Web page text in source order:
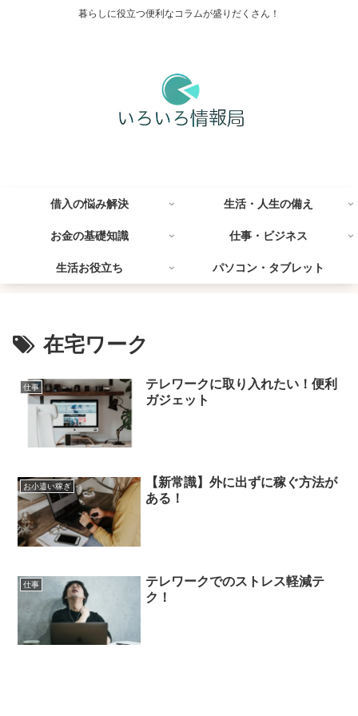
暮らしに役立つ便利なコラムが盛りだくさん！
借入の悩み解決 生活・人生の備え
お金の基礎知識 仕事・ビジネス
生活お役立ち パソコン・タブレット
在宅ワーク
仕事
テレワークに取り入れたい！便利
ガジェット
お小遣い稼ぎ
【新常識】外に出ずに稼ぐ方法が
ある！
仕事
テレワークでのストレス軽減テ
ク！